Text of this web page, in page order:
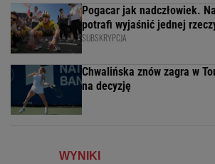
Pogacar jak nadczłowiek.
potrafi wyjaśnić jednej
SUBSKRYPCJA
Chwalińska znów zagra w
na decyzję
WYNIKI